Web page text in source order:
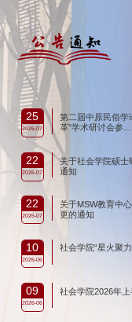
25
2026-07
第二届中原民俗学
革”学术研讨会参...
22
2026-07
关于社会学院硕士
通知
22
2026-07
关于MSW教育中
更的通知
10
2026-06
社会学院“星火聚
09
2026-06
社会学院2026年